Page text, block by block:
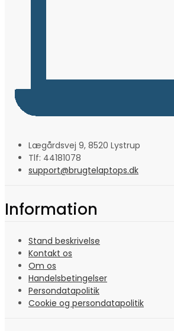
Lægårdsvej 9, 8520 Lystrup
Tlf: 44181078
support@brugtelaptops.dk
Information
Stand beskrivelse
Kontakt os
Om os
Handelsbetingelser
Persondatapolitik
Cookie og persondatapolitik